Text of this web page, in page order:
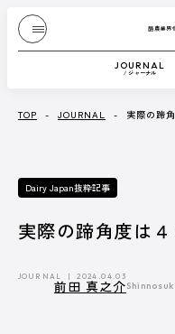
酪農業界
JOURNAL
/ ジャーナル
TOP - JOURNAL - 実際の蹄
Dairy Japan抜粋記事
実際の蹄角度は４
JOURNAL 2024.04.03
前田 真之介